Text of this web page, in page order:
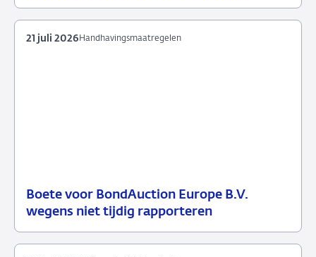
Boete voor BondAuction Europe B.V.
wegens niet tijdig rapporteren
21
Handhavingsmaatregelen
Handhavingsmaatregelen
21 juli 2026